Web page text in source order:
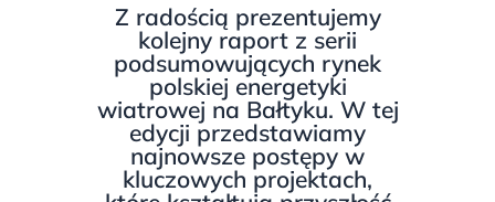
Z radością prezentujemy
kolejny raport z serii
podsumowujących rynek
polskiej energetyki
wiatrowej na Bałtyku. W tej
edycji przedstawiamy
najnowsze postępy w
kluczowych projektach,